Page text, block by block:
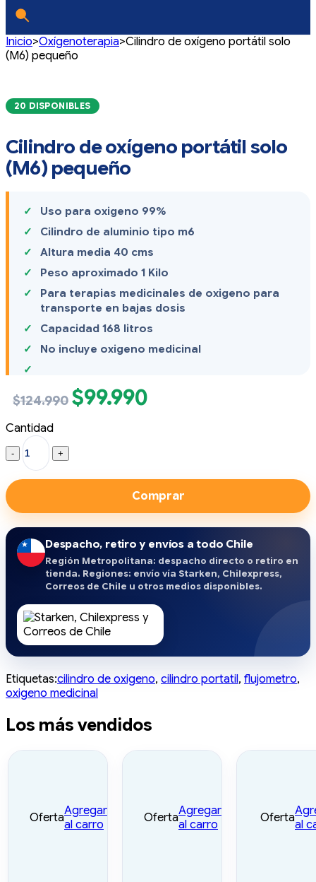
Inicio>Oxígenoterapia>Cilindro de oxígeno portátil solo
(M6) pequeño
20 DISPONIBLES
Cilindro de oxígeno portátil solo
(M6) pequeño
Uso para oxigeno 99%
Cilindro de aluminio tipo m6
Altura media 40 cms
Peso aproximado 1 Kilo
Para terapias medicinales de oxigeno para
transporte en bajas dosis
Capacidad 168 litros
No incluye oxigeno medicinal
$124.990 El
precio
$99.990
Cantidad
Cilindro
de
oxígeno
(M6)
pequeño
quantity
Comprar
Despacho, retiro y envíos a todo Chile
Región Metropolitana: despacho directo o retiro en
tienda. Regiones: envío vía Starken, Chilexpress,
Correos de Chile u otros medios disponibles.
Etiquetas:cilindro de oxigeno, cilindro portatil, flujometro,
oxigeno medicinal
Los más vendidos
OfertaAgregar
al carro
OfertaAgregar
al carro
Ofertaal